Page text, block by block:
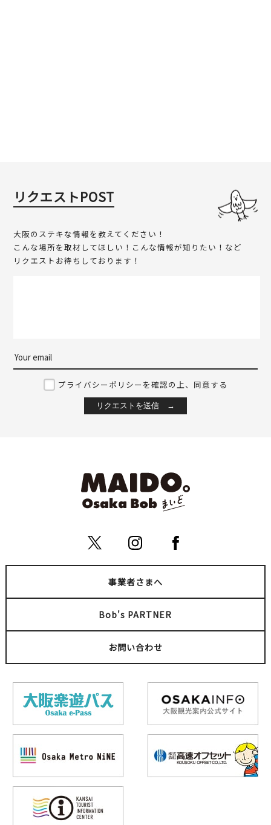
リクエストPOST
大阪のステキな情報を教えてください！
こんな場所を取材してほしい！こんな情報が知りたい！など
リクエストお待ちしております！
プライバシーポリシーを確認の上、同意する
事業者さまへ
Bob's PARTNER
お問い合わせ